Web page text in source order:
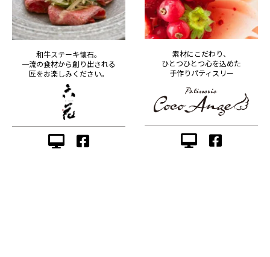
和牛ステーキ懐石。
一流の食材から創り出される
匠をお楽しみください。
素材にこだわり、
ひとつひとつ心を込めた
手作りパティスリー